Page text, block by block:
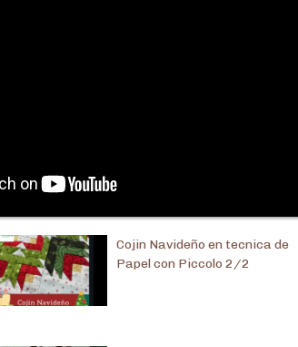
Cojin Navideño en tecnica de
Papel con Piccolo 2/2